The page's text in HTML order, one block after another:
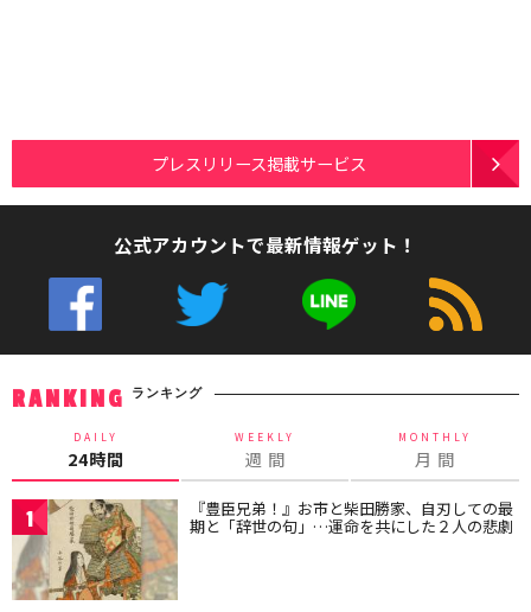
プレスリリース掲載サービス
公式アカウントで最新情報ゲット！
RANKING ランキング
DAILY
24時間
WEEKLY
週 間
MONTHLY
月 間
1 『豊臣兄弟！』お市と柴田勝家、自刃しての最
期と「辞世の句」…運命を共にした２人の悲劇